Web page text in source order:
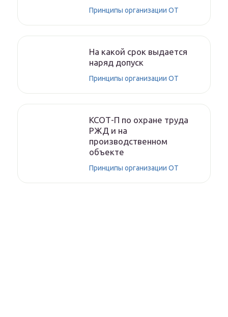
Принципы организации ОТ
На какой срок выдается
наряд допуск
Принципы организации ОТ
КСОТ-П по охране труда
РЖД и на
производственном
объекте
Принципы организации ОТ